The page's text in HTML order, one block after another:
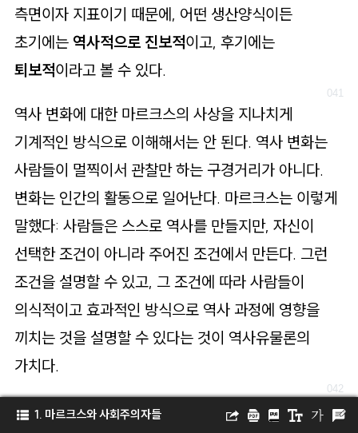
측면이자 지표이기 때문에, 어떤 생산양식이든
초기에는 역사적으로 진보적이고, 후기에는
퇴보적이라고 볼 수 있다.
역사 변화에 대한 마르크스의 사상을 지나치게
기계적인 방식으로 이해해서는 안 된다. 역사 변화는
사람들이 멀찍이서 관찰만 하는 구경거리가 아니다.
변화는 인간의 활동으로 일어난다. 마르크스는 이렇게
말했다: 사람들은 스스로 역사를 만들지만, 자신이
선택한 조건이 아니라 주어진 조건에서 만든다. 그런
조건을 설명할 수 있고, 그 조건에 따라 사람들이
의식적이고 효과적인 방식으로 역사 과정에 영향을
끼치는 것을 설명할 수 있다는 것이 역사유물론의
가치다.
마르크스는 가장 간단하게 설명할 때는 인간 역사를 세
1. 마르크스와 사회주의자들